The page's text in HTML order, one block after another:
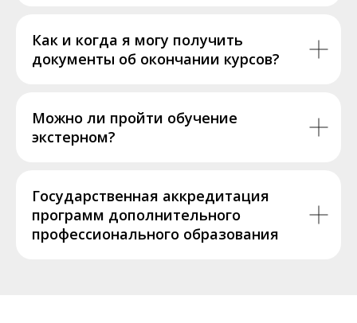
Как и когда я могу получить
документы об окончании курсов?
Можно ли пройти обучение
экстерном?
Государственная аккредитация
программ дополнительного
профессионального образования